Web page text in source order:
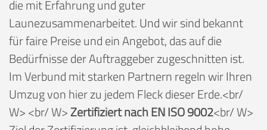
die mit Erfahrung und guter
Launezusammenarbeitet. Und wir sind bekannt
für faire Preise und ein Angebot, das auf die
Bedürfnisse der Auftraggeber zugeschnitten ist.
Im Verbund mit starken Partnern regeln wir Ihren
Umzug von hier zu jedem Fleck dieser Erde.<br/
W> <br/ W>Zertifiziert nach EN ISO 9002<br/ W>